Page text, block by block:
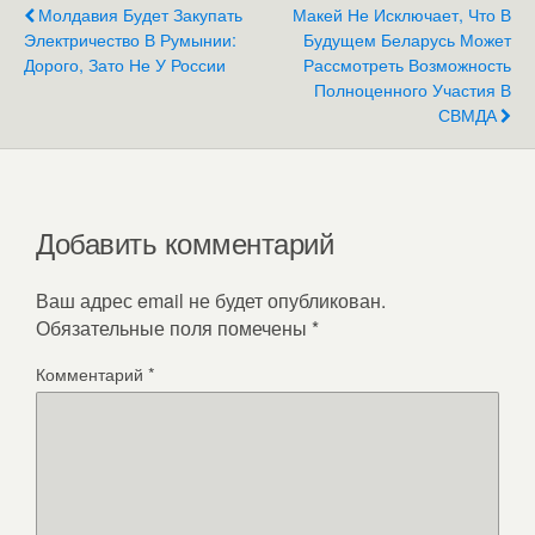
Молдавия Будет Закупать
Электричество В Румынии:
Дорого, Зато Не У России
Макей Не Исключает, Что В
Будущем Беларусь Может
Рассмотреть Возможность
Полноценного Участия В
СВМДА
Добавить комментарий
Ваш адрес email не будет опубликован.
Обязательные поля помечены *
Комментарий *